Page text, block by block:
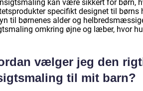
kan være sikkert for børn,
specifikt designet til børns
til børnenes alder og
omkring øjne og læber, hvor
vælger jeg den
til mit barn?